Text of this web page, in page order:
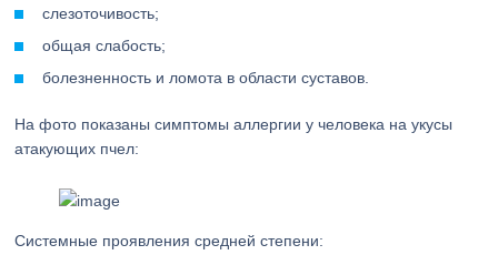
слезоточивость;
общая слабость;
болезненность и ломота в области суставов.
На фото показаны симптомы аллергии у человека на укусы
атакующих пчел:
Системные проявления средней степени: